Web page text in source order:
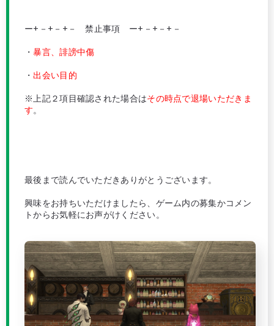
ー+－+－+－ 禁止事項 ー+－+－+－
・暴言、誹謗中傷
・出会い目的
※上記２項目確認された場合はその時点で退場いただきま
す。
最後まで読んでいただきありがとうございます。
興味をお持ちいただけましたら、ゲーム内の募集かコメン
トからお気軽にお声がけください。